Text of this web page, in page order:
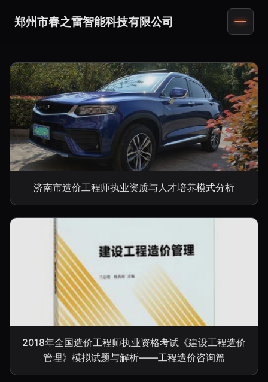
郑州市春之雷智能科技有限公司
济南市造价工程师执业资质与人才培养模式分析
2018年全国造价工程师执业资格考试《建设工程造价
管理》模拟试题与解析——工程造价咨询篇